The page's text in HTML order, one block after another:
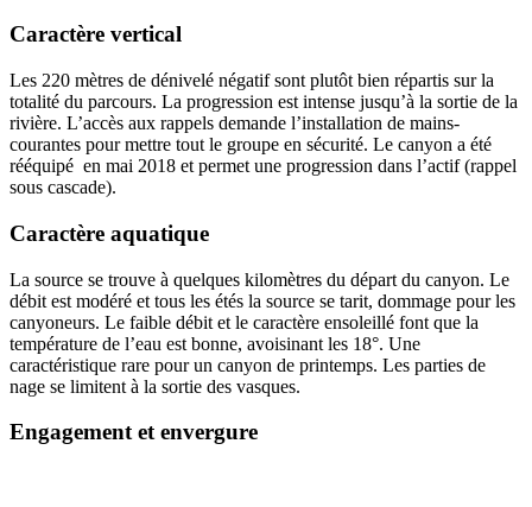
Caractère vertical
Les 220 mètres de dénivelé négatif sont plutôt bien répartis sur la
totalité du parcours. La progression est intense jusqu’à la sortie de la
rivière. L’accès aux rappels demande l’installation de mains-
courantes pour mettre tout le groupe en sécurité. Le canyon a été
rééquipé en mai 2018 et permet une progression dans l’actif (rappel
sous cascade).
Caractère aquatique
La source se trouve à quelques kilomètres du départ du canyon. Le
débit est modéré et tous les étés la source se tarit, dommage pour les
canyoneurs. Le faible débit et le caractère ensoleillé font que la
température de l’eau est bonne, avoisinant les 18°. Une
caractéristique rare pour un canyon de printemps. Les parties de
nage se limitent à la sortie des vasques.
Engagement et envergure